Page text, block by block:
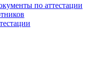
по аттестации